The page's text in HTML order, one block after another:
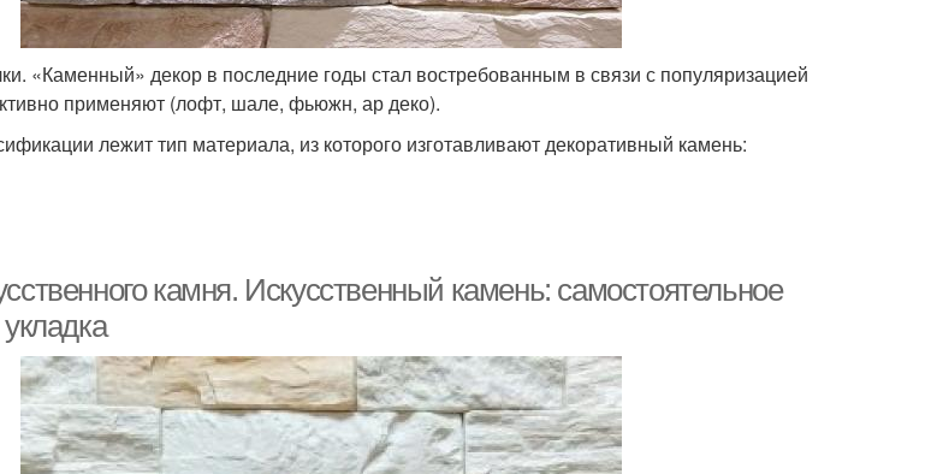
«Каменный» декор в последние годы стал востребованным в связи с популяризацией
применяют (лофт, шале, фьюжн, ар деко).
лежит тип материала, из которого изготавливают декоративный камень:
камня. Искусственный камень: самостоятельное